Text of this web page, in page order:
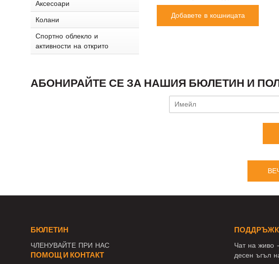
Аксесоари
Колани
Спортно облекло и
активности на открито
Добавете в кошницата
АБОНИРАЙТЕ СЕ ЗА НАШИЯ БЮЛЕТИН И
БЮЛЕТИН
ЧЛЕНУВАЙТЕ ПРИ НАС
ПОМОЩ И КОНТАКТ
Чат на живо
десен ъгъл